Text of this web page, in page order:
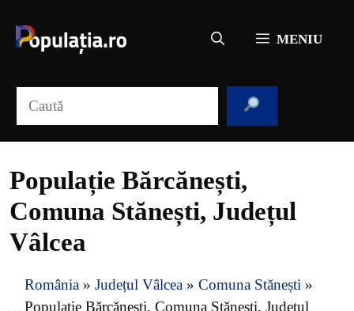
conținut
MENIU
Populație Bărcănești,
Comuna Stănești, Județul
Vâlcea
România » Județul Vâlcea » Comuna Stănești »
Populație Bărcănești, Comuna Stănești, Județul